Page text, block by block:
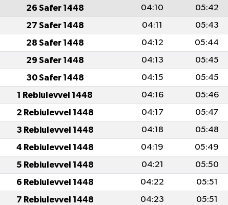
26 Safer 1448 04:10 05:42
27 Safer 1448 04:11 05:43
28 Safer 1448 04:12 05:44
29 Safer 1448 04:13 05:45
30 Safer 1448 04:15 05:45
1 Rebiulevvel 1448 04:16 05:46
2 Rebiulevvel 1448 04:17 05:47
3 Rebiulevvel 1448 04:18 05:48
4 Rebiulevvel 1448 04:19 05:49
5 Rebiulevvel 1448 04:21 05:50
6 Rebiulevvel 1448 04:22 05:51
7 Rebiulevvel 1448 04:23 05:51